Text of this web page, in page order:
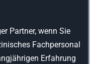
Partner, wenn Sie
Fachpersonal
Erfahrung